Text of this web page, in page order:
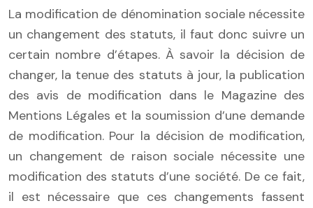
La modification de dénomination sociale nécessite
un changement des statuts, il faut donc suivre un
certain nombre d’étapes. À savoir la décision de
changer, la tenue des statuts à jour, la publication
des avis de modification dans le Magazine des
Mentions Légales et la soumission d’une demande
de modification. Pour la décision de modification,
un changement de raison sociale nécessite une
modification des statuts d’une société. De ce fait,
il est nécessaire que ces changements fassent